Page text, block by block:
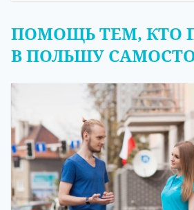
ПОМОЩЬ ТЕМ, КТО
В ПОЛЬШУ